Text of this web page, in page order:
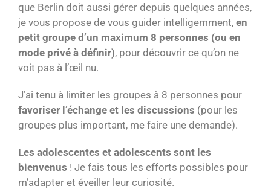
que Berlin doit aussi gérer depuis quelques années,
je vous propose de vous guider intelligemment, en
petit groupe d’un maximum 8 personnes (ou en
mode privé à définir), pour découvrir ce qu’on ne
voit pas à l’œil nu.
J’ai tenu à limiter les groupes à 8 personnes pour
favoriser l’échange et les discussions (pour les
groupes plus important, me faire une demande).
Les adolescentes et adolescents sont les
bienvenus ! Je fais tous les efforts possibles pour
m’adapter et éveiller leur curiosité.